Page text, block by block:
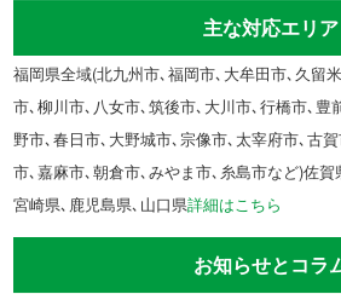
主な対応エリア
福岡県全域(北九州市､福岡市､大牟田市､久留
市､柳川市､八女市､筑後市､大川市､行橋市､豊
野市､春日市､大野城市､宗像市､太宰府市､古
市､嘉麻市､朝倉市､みやま市､糸島市など)佐賀
宮崎県､鹿児島県､山口県詳細はこちら
お知らせとコラ